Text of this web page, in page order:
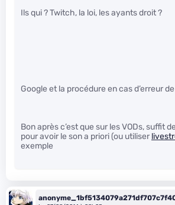
Ils qui ? Twitch, la loi, les ayants droit ?
Google et la procédure en cas d’erreur
Bon après c’est que sur les VODs, suffit
pour avoir le son a priori (ou utiliser
exemple